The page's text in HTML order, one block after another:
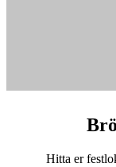
Hitta er